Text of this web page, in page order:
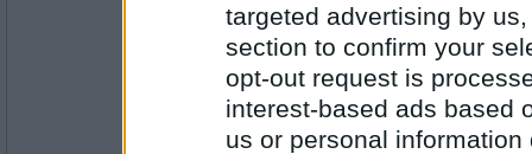
targeted advertising by
section to confirm your
opt-out request is
interest-based ads based
us or personal
Antall innlegg:
356
Er det marsipangris som er
Persilleblad
og Sjokolade :)